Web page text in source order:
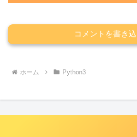
コメントを書き
ホーム Python3